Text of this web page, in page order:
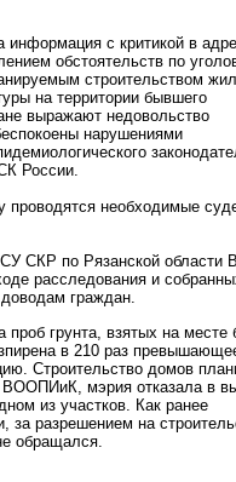
информация с критикой в
обстоятельств по
строительством
на территории бывшего
выражают недовольство
нарушениями
России.
необходимые
СКР по Рязанской области
расследования и
граждан.
проб грунта, взятых на
в 210 раз
Строительство домов
мэрия отказала в
из участков. Как ранее
разрешением на
обращался.